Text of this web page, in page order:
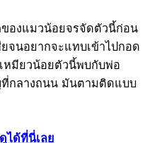
องแมวน้อยจรจัดตัวนี้ก่อน
จนอยากจะแทบเข้าไปกอด
หมียวน้อยตัวนี้พบกับพ่อ
กลางถนน มันตามติดแบบ
ได้ที่นี่เลย